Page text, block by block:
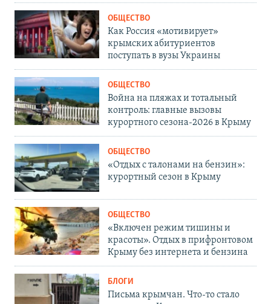
ОБЩЕСТВО
Как Россия «мотивирует»
крымских абитуриентов
поступать в вузы Украины
ОБЩЕСТВО
Война на пляжах и тотальный
контроль: главные вызовы
курортного сезона-2026 в Крыму
ОБЩЕСТВО
«Отдых с талонами на бензин»:
курортный сезон в Крыму
ОБЩЕСТВО
«Включен режим тишины и
красоты». Отдых в прифронтовом
Крыму без интернета и бензина
БЛОГИ
Письма крымчан. Что-то стало